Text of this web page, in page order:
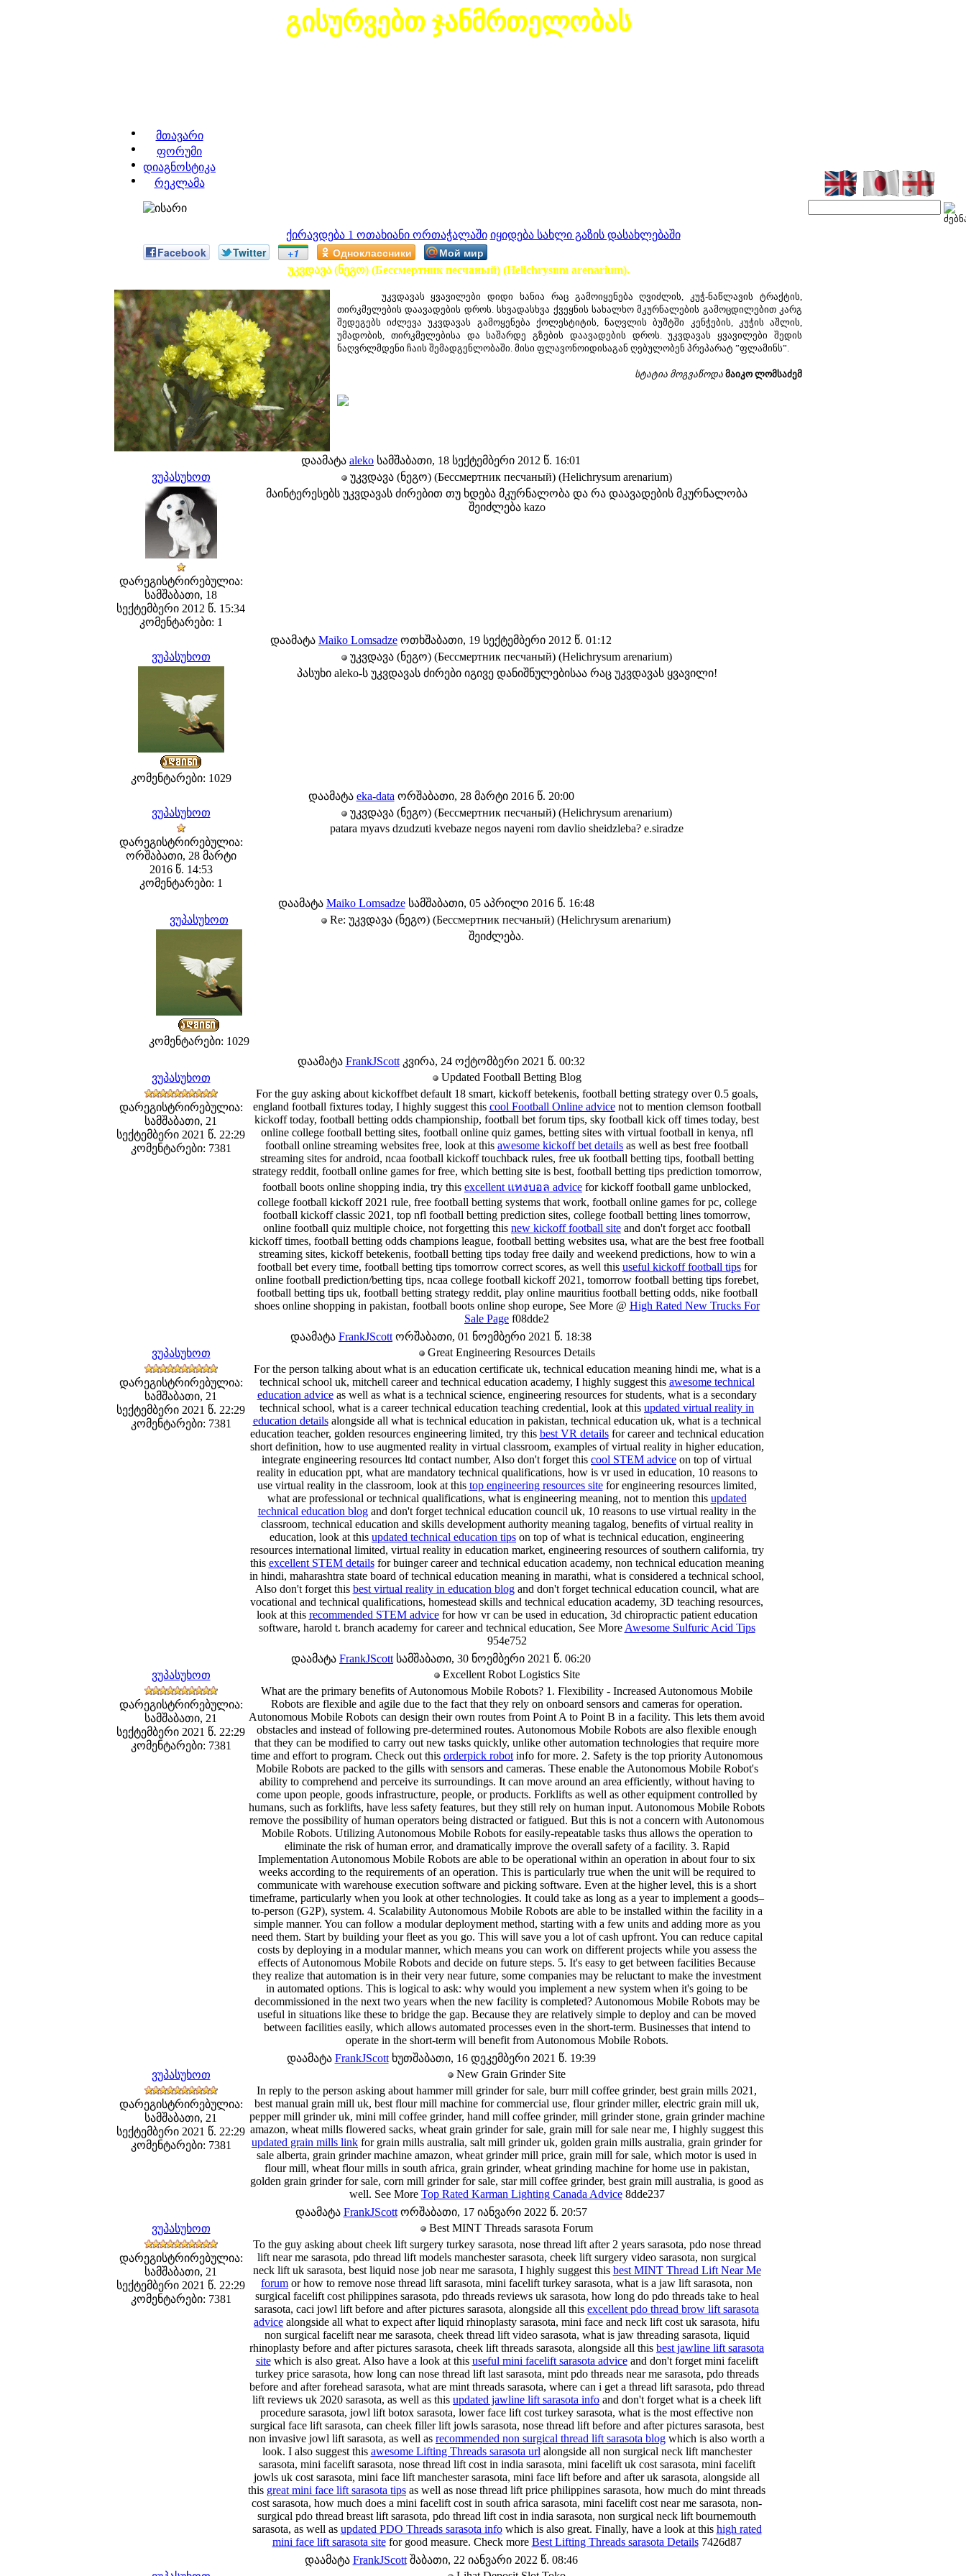
გისურვებთ ჯანმრთელობას
მთავარი
ფორუმი
დიაგნოსტიკა
რეკლამა
ქირავდება 1 ოთახიანი ორთაჭალაში იყიდება სახლი გაზის დასახლებაში
Facebook Twitter +1 Одноклассники Мой мир
უკვდავა (ნეგო) (Бессмертник песчаный) (Helichrysum arenarium).
უკვდავას ყვავილები დიდი ხანია რაც გამოიყენება ღვიძლის, კუჭ-ნაწლავის ტრაქტის,
თირკმელების დაავადების დროს. სხვადასხვა ქვეყნის სახალხო მკურნალების გამოცდილებით კარგ
შედეგებს იძლევა უკვდავას გამოყენება ქოლესტიტის, ნაღვლის ბუშტში კენჭების, კუჭის აშლის,
უმადობის, თირკმელებისა და საშარდე გზების დაავადების დროს. უკვდავას ყვავილები შედის
ნაღვრლმდენი ჩაის შემადგენლობაში. მისი ფლავონოიდისაგან ღებულობენ პრეპარატ ”ფლამინს”.
სტატია მოგვაწოდა მაიკო ლომსაძემ
დაამატა aleko სამშაბათი, 18 სექტემბერი 2012 წ. 16:01
ვუპასუხოთ
უკვდავა (ნეგო) (Бессмертник песчаный) (Helichrysum arenarium)
დარეგისტრირებულია:
სამშაბათი, 18
სექტემბერი 2012 წ. 15:34
კომენტარები: 1
მაინტერესებს უკვდავას ძირებით თუ ხდება მკურნალობა და რა დაავადების მკურნალობა
შეიძლება kazo
დაამატა Maiko Lomsadze ოთხშაბათი, 19 სექტემბერი 2012 წ. 01:12
ვუპასუხოთ
უკვდავა (ნეგო) (Бессмертник песчаный) (Helichrysum arenarium)
კომენტარები: 1029
პასუხი aleko-ს უკვდავას ძირები იგივე დანიშნულებისაა რაც უკვდავას ყვავილი!
დაამატა eka-data ორშაბათი, 28 მარტი 2016 წ. 20:00
ვუპასუხოთ
უკვდავა (ნეგო) (Бессмертник песчаный) (Helichrysum arenarium)
დარეგისტრირებულია:
ორშაბათი, 28 მარტი
2016 წ. 14:53
კომენტარები: 1
patara myavs dzudzuti kvebaze negos nayeni rom davlio sheidzleba? e.siradze
დაამატა Maiko Lomsadzeსამშაბათი, 05 აპრილი 2016 წ. 16:48
ვუპასუხოთ
Re: უკვდავა (ნეგო) (Бессмертник песчаный) (Helichrysum arenarium)
კომენტარები: 1029
შეიძლება.
დაამატა FrankJScottკვირა, 24 ოქტომბერი 2021 წ. 00:32
ვუპასუხოთ
Updated Football Betting Blog
დარეგისტრირებულია:
სამშაბათი, 21
სექტემბერი 2021 წ. 22:29
კომენტარები: 7381
For the guy asking about kickoffbet default 18 smart, kickoff betekenis, football betting strategy over 0.5 goals,
england football fixtures today, I highly suggest this cool Football Online advicenot to mention clemson football
kickoff today, football betting odds championship, football bet forum tips, sky football kick off times today, best
online college football betting sites, football online quiz games, betting sites with virtual football in kenya, nfl
football online streaming websites free, look at this awesome kickoff bet details as well as best free football
streaming sites for android, ncaa football kickoff touchback rules, free uk football betting tips, football betting
strategy reddit, football online games for free, which betting site is best, football betting tips prediction tomorrow,
football boots online shopping india, try this excellent แทงบอล advice for kickoff football game unblocked,
college football kickoff 2021 rule, free football betting systems that work, football online games for pc, college
football kickoff classic 2021, top nfl football betting prediction sites, college football betting lines tomorrow,
online football quiz multiple choice, not forgetting this new kickoff football site and don't forget acc football
kickoff times, football betting odds champions league, football betting websites usa, what are the best free football
streaming sites, kickoff betekenis, football betting tips today free daily and weekend predictions, how to win a
football bet every time, football betting tips tomorrow correct scores, as well this useful kickoff football tipsfor
online football prediction/betting tips, ncaa college football kickoff 2021, tomorrow football betting tips forebet,
football betting tips uk, football betting strategy reddit, play online mauritius football betting odds, nike football
shoes online shopping in pakistan, football boots online shop europe, See More @ High Rated New Trucks For
Sale Page f08dde2
დაამატა FrankJScott ორშაბათი, 01 ნოემბერი 2021 წ. 18:38
ვუპასუხოთ
Great Engineering Resources Details
დარეგისტრირებულია:
სამშაბათი, 21
სექტემბერი 2021 წ. 22:29
კომენტარები: 7381
For the person talking about what is an education certificate uk, technical education meaning hindi me, what is a
technical school uk, mitchell career and technical education academy, I highly suggest this awesome technical
education adviceas well as what is a technical science, engineering resources for students, what is a secondary
technical school, what is a career technical education teaching credential, look at this updated virtual reality in
education detailsalongside all what is technical education in pakistan, technical education uk, what is a technical
education teacher, golden resources engineering limited, try this best VR detailsfor career and technical education
short definition, how to use augmented reality in virtual classroom, examples of virtual reality in higher education,
integrate engineering resources ltd contact number, Also don't forget this cool STEM advice on top of virtual
reality in education ppt, what are mandatory technical qualifications, how is vr used in education, 10 reasons to
use virtual reality in the classroom, look at this top engineering resources sitefor engineering resources limited,
what are professional or technical qualifications, what is engineering meaning, not to mention this updated
technical education blogand don't forget technical education council uk, 10 reasons to use virtual reality in the
classroom, technical education and skills development authority meaning tagalog, benefits of virtual reality in
education, look at this updated technical education tips on top of what is technical education, engineering
resources international limited, virtual reality in education market, engineering resources of southern california, try
this excellent STEM detailsfor buinger career and technical education academy, non technical education meaning
in hindi, maharashtra state board of technical education meaning in marathi, what is considered a technical school,
Also don't forget this best virtual reality in education blogand don't forget technical education council, what are
vocational and technical qualifications, homestead skills and technical education academy, 3D teaching resources,
look at this recommended STEM advicefor how vr can be used in education, 3d chiropractic patient education
software, harold t. branch academy for career and technical education, See More Awesome Sulfuric Acid Tips
954e752
დაამატა FrankJScott სამშაბათი, 30 ნოემბერი 2021 წ. 06:20
ვუპასუხოთ
Excellent Robot Logistics Site
დარეგისტრირებულია:
სამშაბათი, 21
სექტემბერი 2021 წ. 22:29
კომენტარები: 7381
What are the primary benefits of Autonomous Mobile Robots? 1. Flexibility - Increased Autonomous Mobile
Robots are flexible and agile due to the fact that they rely on onboard sensors and cameras for operation.
Autonomous Mobile Robots can design their own routes from Point A to Point B in a facility. This lets them avoid
obstacles and instead of following pre-determined routes. Autonomous Mobile Robots are also flexible enough
that they can be modified to carry out new tasks quickly, unlike other automation technologies that require more
time and effort to program. Check out this orderpick robot info for more. 2. Safety is the top priority Autonomous
Mobile Robots are packed to the gills with sensors and cameras. These enable the Autonomous Mobile Robot's
ability to comprehend and perceive its surroundings. It can move around an area efficiently, without having to
come upon people, goods infrastructure, people, or products. Forklifts as well as other equipment controlled by
humans, such as forklifts, have less safety features, but they still rely on human input. Autonomous Mobile Robots
remove the possibility of human operators being distracted or fatigued. But this is not a concern with Autonomous
Mobile Robots. Utilizing Autonomous Mobile Robots for easily-repeatable tasks thus allows the operation to
eliminate the risk of human error, and dramatically improve the overall safety of a facility. 3. Rapid
Implementation Autonomous Mobile Robots are able to be operational within an operation in about four to six
weeks according to the requirements of an operation. This is particularly true when the unit will be required to
communicate with warehouse execution software and picking software. Even at the higher level, this is a short
timeframe, particularly when you look at other technologies. It could take as long as a year to implement a goods–
to-person (G2P), system. 4. Scalability Autonomous Mobile Robots are able to be installed within the facility in a
simple manner. You can follow a modular deployment method, starting with a few units and adding more as you
need them. Start by building your fleet as you go. This will save you a lot of cash upfront. You can reduce capital
costs by deploying in a modular manner, which means you can work on different projects while you assess the
effects of Autonomous Mobile Robots and decide on future steps. 5. It's easy to get between facilities Because
they realize that automation is in their very near future, some companies may be reluctant to make the investment
in automated options. This is logical to ask: why would you implement a new system when it's going to be
decommissioned in the next two years when the new facility is completed? Autonomous Mobile Robots may be
useful in situations like these to bridge the gap. Because they are relatively simple to deploy and can be moved
between facilities easily, which allows automated processes even in the short-term. Businesses that intend to
operate in the short-term will benefit from Autonomous Mobile Robots.
დაამატა FrankJScottხუთშაბათი, 16 დეკემბერი 2021 წ. 19:39
ვუპასუხოთ
New Grain Grinder Site
დარეგისტრირებულია:
სამშაბათი, 21
სექტემბერი 2021 წ. 22:29
კომენტარები: 7381
In reply to the person asking about hammer mill grinder for sale, burr mill coffee grinder, best grain mills 2021,
best manual grain mill uk, best flour mill machine for commercial use, flour grinder miller, electric grain mill uk,
pepper mill grinder uk, mini mill coffee grinder, hand mill coffee grinder, mill grinder stone, grain grinder machine
amazon, wheat mills flowered sacks, wheat grain grinder for sale, grain mill for sale near me, I highly suggest this
updated grain mills link for grain mills australia, salt mill grinder uk, golden grain mills australia, grain grinder for
sale alberta, grain grinder machine amazon, wheat grinder mill price, grain mill for sale, which motor is used in
flour mill, wheat flour mills in south africa, grain grinder, wheat grinding machine for home use in pakistan,
golden grain grinder for sale, corn mill grinder for sale, star mill coffee grinder, best grain mill australia, is good as
well. See More Top Rated Karman Lighting Canada Advice8dde237
დაამატა FrankJScottორშაბათი, 17 იანვარი 2022 წ. 20:57
ვუპასუხოთ
Best MINT Threads sarasota Forum
დარეგისტრირებულია:
სამშაბათი, 21
სექტემბერი 2021 წ. 22:29
კომენტარები: 7381
To the guy asking about cheek lift surgery turkey sarasota, nose thread lift after 2 years sarasota, pdo nose thread
lift near me sarasota, pdo thread lift models manchester sarasota, cheek lift surgery video sarasota, non surgical
neck lift uk sarasota, best liquid nose job near me sarasota, I highly suggest this best MINT Thread Lift Near Me
forum or how to remove nose thread lift sarasota, mini facelift turkey sarasota, what is a jaw lift sarasota, non
surgical facelift cost philippines sarasota, pdo threads reviews uk sarasota, how long do pdo threads take to heal
sarasota, caci jowl lift before and after pictures sarasota, alongside all this excellent pdo thread brow lift sarasota
advice alongside all what to expect after liquid rhinoplasty sarasota, mini face and neck lift cost uk sarasota, hifu
non surgical facelift near me sarasota, cheek thread lift video sarasota, what is jaw threading sarasota, liquid
rhinoplasty before and after pictures sarasota, cheek lift threads sarasota, alongside all this best jawline lift sarasota
sitewhich is also great. Also have a look at this useful mini facelift sarasota adviceand don't forget mini facelift
turkey price sarasota, how long can nose thread lift last sarasota, mint pdo threads near me sarasota, pdo threads
before and after forehead sarasota, what are mint threads sarasota, where can i get a thread lift sarasota, pdo thread
lift reviews uk 2020 sarasota, as well as this updated jawline lift sarasota info and don't forget what is a cheek lift
procedure sarasota, jowl lift botox sarasota, lower face lift cost turkey sarasota, what is the most effective non
surgical face lift sarasota, can cheek filler lift jowls sarasota, nose thread lift before and after pictures sarasota, best
non invasive jowl lift sarasota, as well as recommended non surgical thread lift sarasota blog which is also worth a
look. I also suggest this awesome Lifting Threads sarasota url alongside all non surgical neck lift manchester
sarasota, mini facelift sarasota, nose thread lift cost in india sarasota, mini facelift uk cost sarasota, mini facelift
jowls uk cost sarasota, mini face lift manchester sarasota, mini face lift before and after uk sarasota, alongside all
this great mini face lift sarasota tips as well as nose thread lift price philippines sarasota, how much do mint threads
cost sarasota, how much does a mini facelift cost in south africa sarasota, mini facelift cost near me sarasota, non-
surgical pdo thread breast lift sarasota, pdo thread lift cost in india sarasota, non surgical neck lift bournemouth
sarasota, as well as updated PDO Threads sarasota infowhich is also great. Finally, have a look at this high rated
mini face lift sarasota sitefor good measure. Check more Best Lifting Threads sarasota Details7426d87
დაამატა FrankJScottშაბათი, 22 იანვარი 2022 წ. 08:46